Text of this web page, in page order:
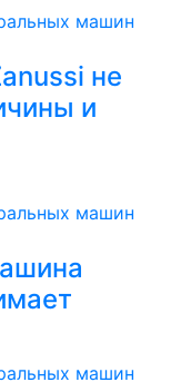
машин
не
и
машин
машин